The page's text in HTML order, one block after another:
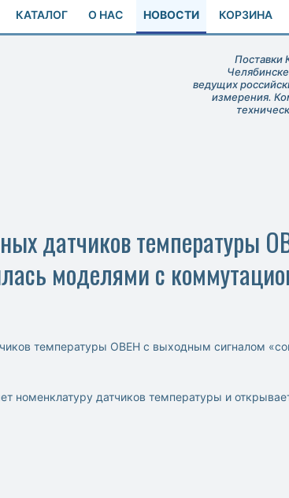
КАТАЛОГ О НАС НОВОСТИ КОРЗИНА
Поставки
ведущих
измерения.
датчиков температуры
моделями с
температуры ОВЕН с выходным сигналом
номенклатуру датчиков температуры и